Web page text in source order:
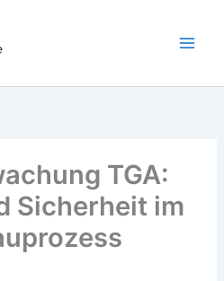
TGA:
Sicherheit im